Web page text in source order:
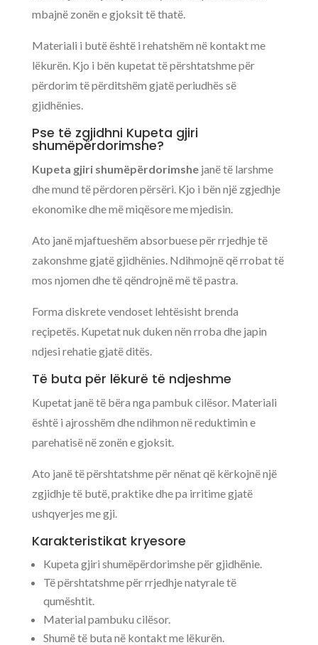
mbajnë zonën e gjoksit të thatë.
Materiali i butë është i rehatshëm në kontakt me
lëkurën. Kjo i bën kupetat të përshtatshme për
përdorim të përditshëm gjatë periudhës së
gjidhënies.
Pse të zgjidhni Kupeta gjiri
shumëpërdorimshe?
Kupeta gjiri shumëpërdorimshejanë të larshme
dhe mund të përdoren përsëri. Kjo i bën një zgjedhje
ekonomike dhe më miqësore me mjedisin.
Ato janë mjaftueshëm absorbuese për rrjedhje të
zakonshme gjatë gjidhënies. Ndihmojnë që rrobat të
mos njomen dhe të qëndrojnë më të pastra.
Forma diskrete vendoset lehtësisht brenda
reçipetës. Kupetat nuk duken nën rroba dhe japin
ndjesi rehatie gjatë ditës.
Të buta për lëkurë të ndjeshme
Kupetat janë të bëra nga pambuk cilësor. Materiali
është i ajrosshëm dhe ndihmon në reduktimin e
parehatisë në zonën e gjoksit.
Ato janë të përshtatshme për nënat që kërkojnë një
zgjidhje të butë, praktike dhe pa irritime gjatë
ushqyerjes me gji.
Karakteristikat kryesore
Kupeta gjiri shumëpërdorimshe për gjidhënie.
Të përshtatshme për rrjedhje natyrale të
qumështit.
Material pambuku cilësor.
Shumë të buta në kontakt me lëkurën.